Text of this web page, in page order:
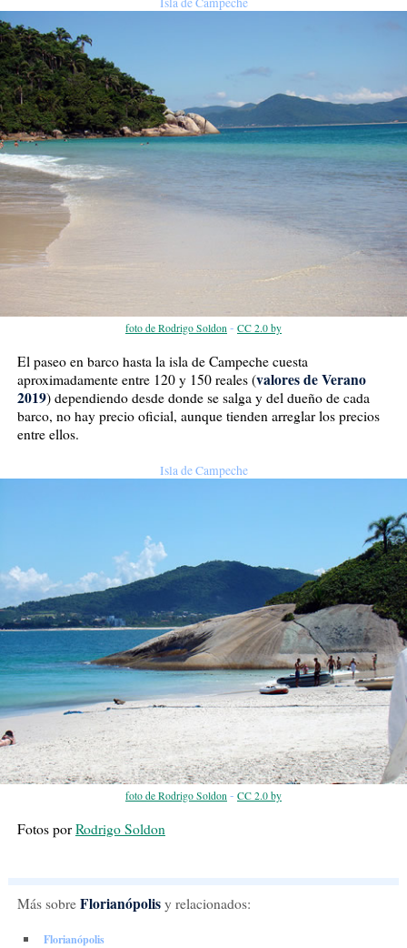
foto de Rodrigo Soldon - CC 2.0 by
El paseo en barco hasta la isla de Campeche cuesta
aproximadamente entre 120 y 150 reales (valores de Verano
2019) dependiendo desde donde se salga y del dueño de cada
barco, no hay precio oficial, aunque tienden arreglar los precios
entre ellos.
Isla de Campeche
foto de Rodrigo Soldon - CC 2.0 by
Fotos porRodrigo Soldon
Más sobre Florianópolisy relacionados:
Florianópolis